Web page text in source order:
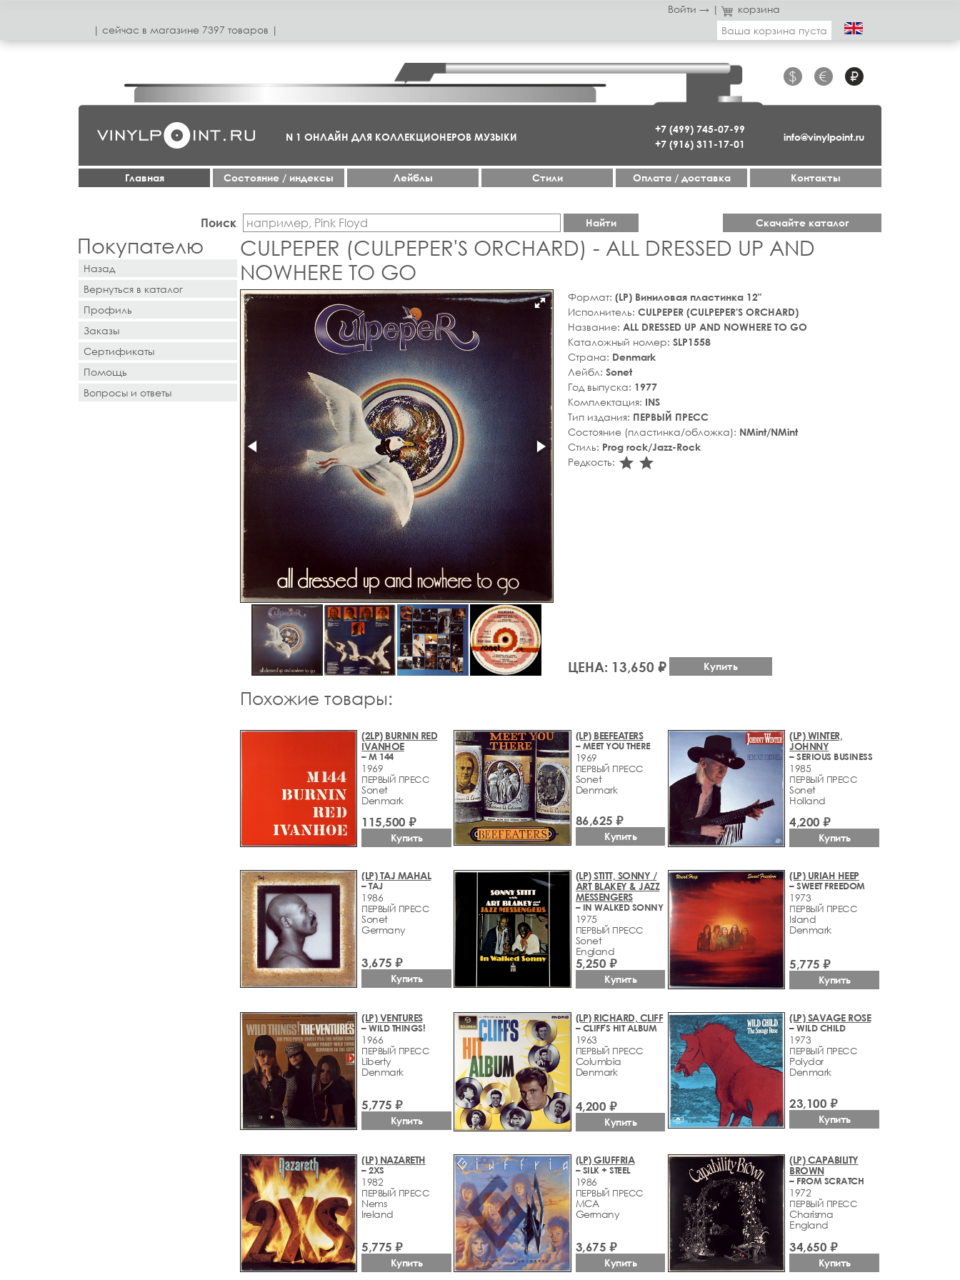
Войти → |
корзина
| сeйчас в магазинe 7397 товаров |
Ваша корзина пуста
+7 (499) 745-07-99
+7 (916) 311-17-01
$ € ₽
info@vinylpoint.ru
N 1 ОНЛАЙН ДЛЯ КОЛЛЕКЦИОНЕРОВ МУЗЫКИ
Главная Cостояние / индексы Лейблы Стили Оплата / доставка Контакты
Поиск Найти Скачайте каталог
Покупателю
Назад
Вернуться в каталог
Профиль
Заказы
Сертификаты
Помощь
Вопросы и ответы
CULPEPER (CULPEPER'S ORCHARD) - ALL DRESSED UP AND
NOWHERE TO GO
Формат: (LP) Виниловая пластинка 12"
Исполнитель: CULPEPER (CULPEPER'S ORCHARD)
Название: ALL DRESSED UP AND NOWHERE TO GO
Каталожный номер: SLP1558
Страна: Denmark
Лейбл: Sonet
Год выпуска: 1977
Комплектация: INS
Тип издания: ПЕРВЫЙ ПРЕСС
Состояние (пластинка/обложка): NMint/NMint
Стиль: Prog rock/Jazz-Rock
Редкость: star_rate
star_rate
ЦЕНА: 13,650 ₽ Купить
Похожие товары:
(2LP) BURNIN RED
IVANHOE
– M 144
1969
ПЕРВЫЙ ПРЕСС
Sonet
Denmark
115,500 ₽
Купить
(LP) BEEFEATERS
– MEET YOU THERE
1969
ПЕРВЫЙ ПРЕСС
Sonet
Denmark
86,625 ₽
Купить
(LP) WINTER,
JOHNNY
– SERIOUS BUSINESS
1985
ПЕРВЫЙ ПРЕСС
Sonet
Holland
4,200 ₽
Купить
(LP) TAJ MAHAL
– TAJ
1986
ПЕРВЫЙ ПРЕСС
Sonet
Germany
3,675 ₽
Купить
(LP) STITT, SONNY /
ART BLAKEY & JAZZ
MESSENGERS
– IN WALKED SONNY
1975
ПЕРВЫЙ ПРЕСС
Sonet
England
5,250 ₽
Купить
(LP) URIAH HEEP
– SWEET FREEDOM
1973
ПЕРВЫЙ ПРЕСС
Island
Denmark
5,775 ₽
Купить
(LP) VENTURES
– WILD THINGS!
1966
ПЕРВЫЙ ПРЕСС
Liberty
Denmark
5,775 ₽
Купить
(LP) RICHARD, CLIFF
– CLIFF'S HIT ALBUM
1963
ПЕРВЫЙ ПРЕСС
Columbia
Denmark
4,200 ₽
Купить
(LP) SAVAGE ROSE
– WILD CHILD
1973
ПЕРВЫЙ ПРЕСС
Polydor
Denmark
23,100 ₽
Купить
(LP) NAZARETH
– 2XS
1982
ПЕРВЫЙ ПРЕСС
Nems
Ireland
5,775 ₽
Купить
(LP) GIUFFRIA
– SILK + STEEL
1986
ПЕРВЫЙ ПРЕСС
MCA
Germany
3,675 ₽
Купить
(LP) CAPABILITY
BROWN
– FROM SCRATCH
1972
ПЕРВЫЙ ПРЕСС
Charisma
England
34,650 ₽
Купить